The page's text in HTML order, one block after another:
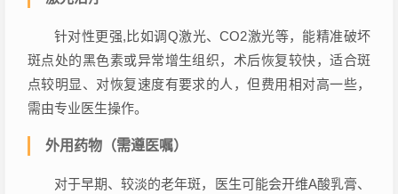
针对性更强,比如调Q激光、CO2激光等，能精准破坏
斑点处的黑色素或异常增生组织，术后恢复较快，适合斑
点较明显、对恢复速度有要求的人，但费用相对高一些，
需由专业医生操作。
外用药物（需遵医嘱）
对于早期、较淡的老年斑，医生可能会开维A酸乳膏、